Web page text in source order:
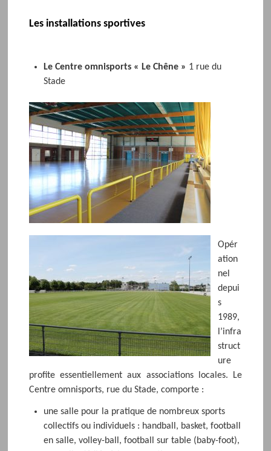
Les installations sportives
Le Centre omnisports « Le Chêne » 1 rue du
Stade
Opér
ation
nel
depui
s
1989,
l’infra
struct
ure
profite essentiellement aux associations locales. Le
Centre omnisports, rue du Stade, comporte :
une salle pour la pratique de nombreux sports
collectifs ou individuels : handball, basket, football
en salle, volley-ball, football sur table (baby-foot),